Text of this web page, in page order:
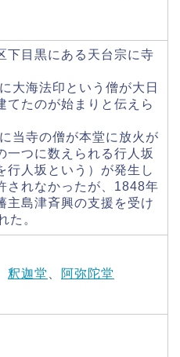
下目黒にある天台宗に寺
大海法印という僧が大日
てたのが始まりと伝えら
当寺の僧が本堂に放火が
一つに数えられる行人坂
行人坂という）が発生し
されなかったが、1848年
主島津斉興の支援を受け
た。
釈迦堂 阿弥陀堂